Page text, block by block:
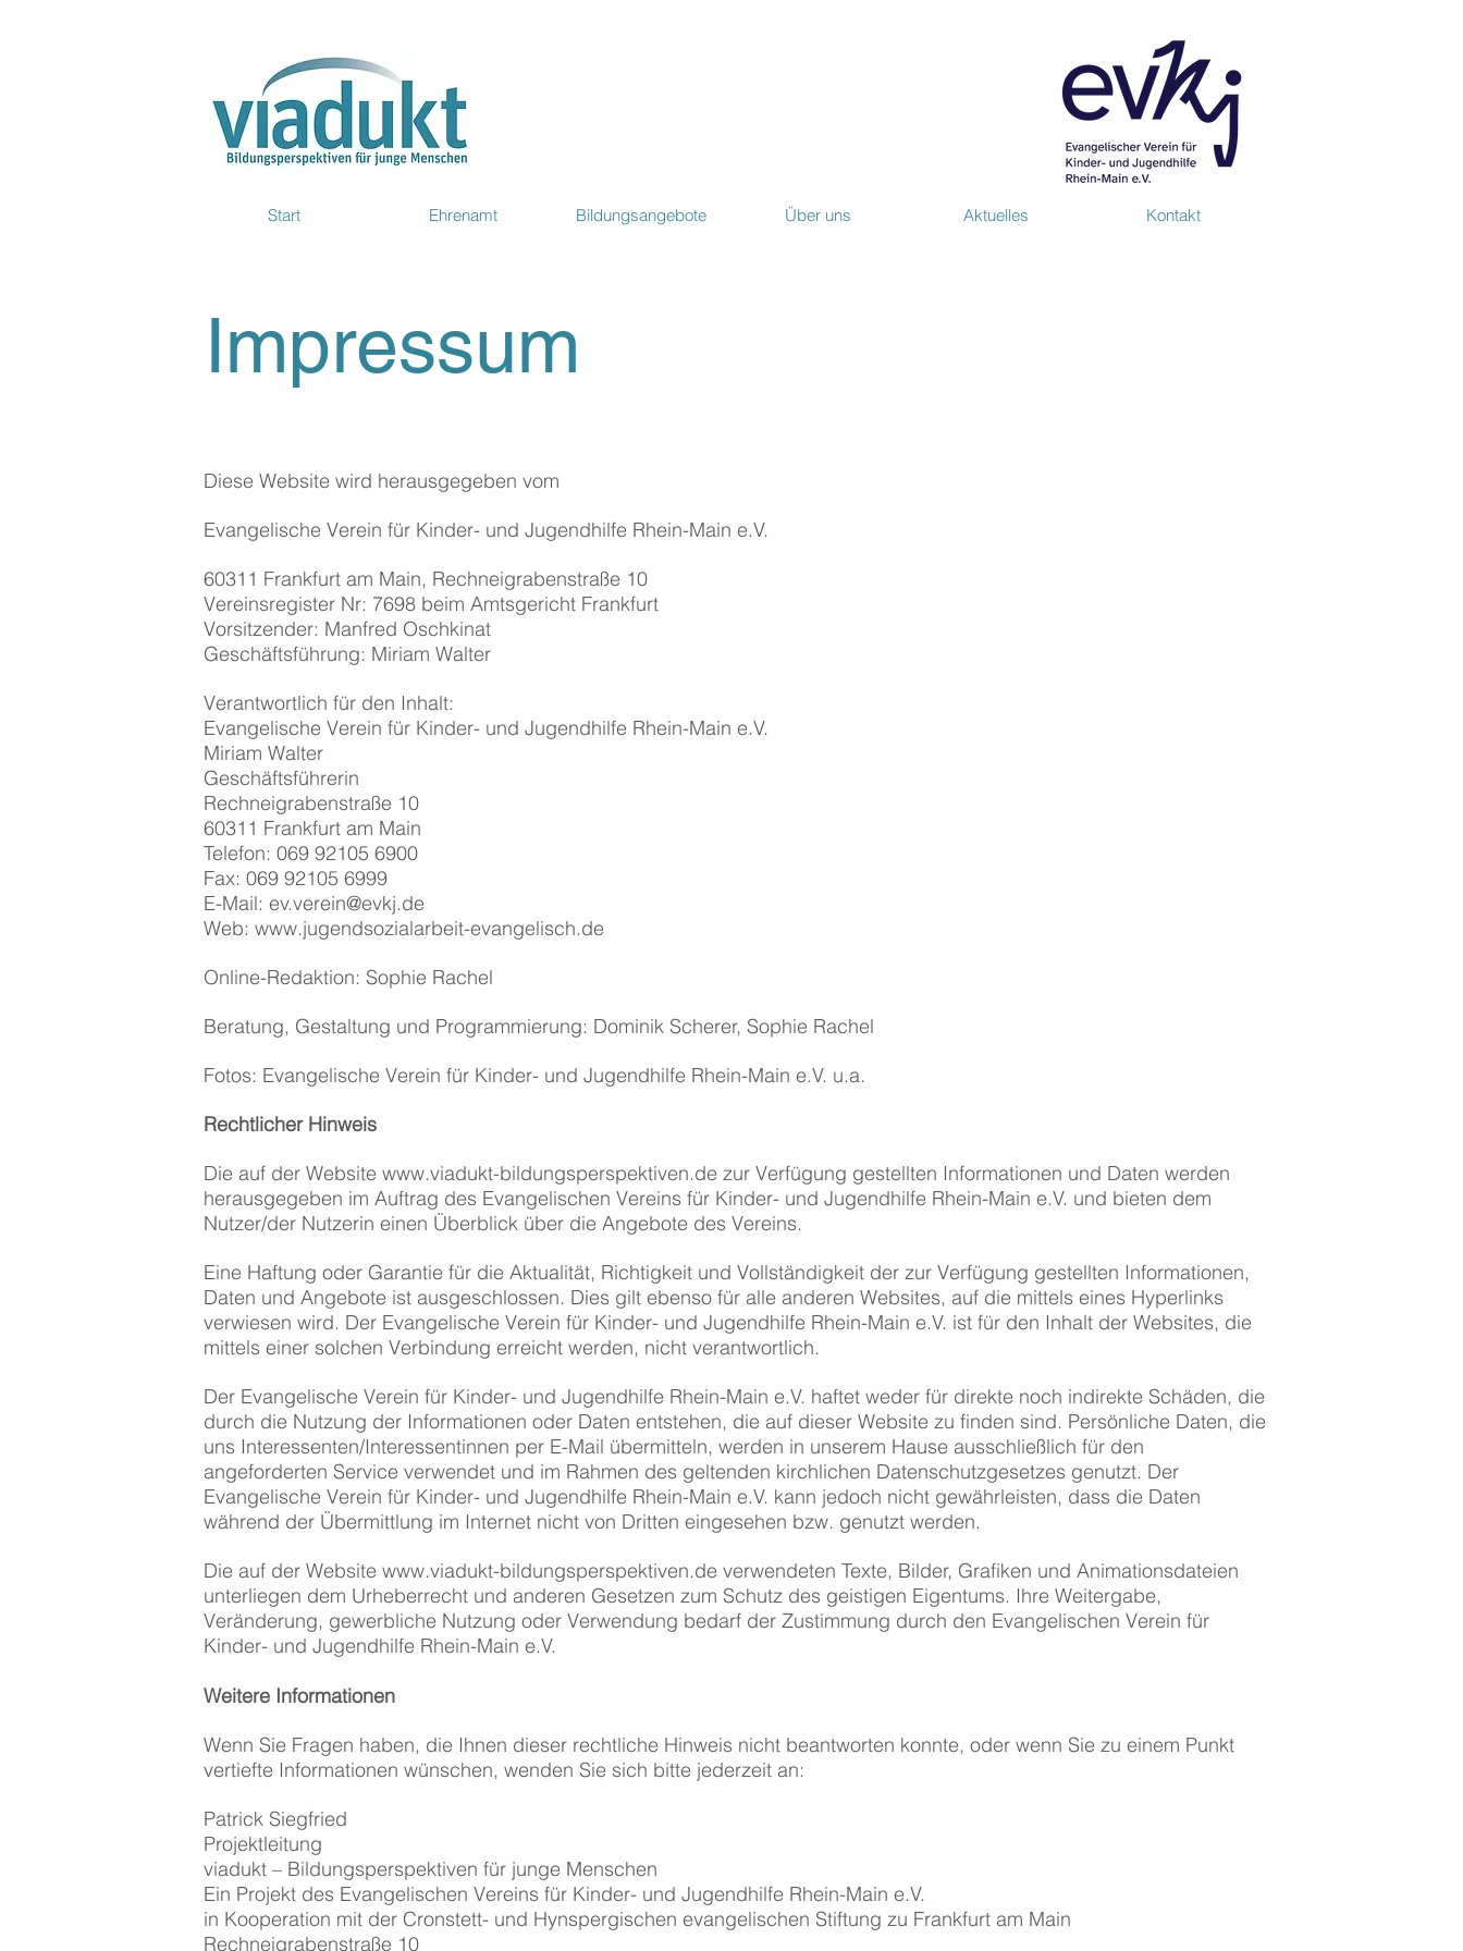
Start Ehrenamt Bildungsangebote Über uns Aktuelles Kontakt
Impressum
Diese Website wird herausgegeben vom
Evangelische Verein für Kinder- und Jugendhilfe Rhein-Main e.V.
60311 Frankfurt am Main, Rechneigrabenstraße 10
Vereinsregister Nr: 7698 beim Amtsgericht Frankfurt
Vorsitzender: Manfred Oschkinat
Geschäftsführung: Miriam Walter
Verantwortlich für den Inhalt:
Evangelische Verein für Kinder- und Jugendhilfe Rhein-Main e.V.
Miriam Walter
Geschäftsführerin
Rechneigrabenstraße 10
60311 Frankfurt am Main
Telefon: 069 92105 6900
Fax: 069 92105 6999
E-Mail: ev.verein@evkj.de
Web: www.jugendsozialarbeit-evangelisch.de
Online-Redaktion: Sophie Rachel
Beratung, Gestaltung und Programmierung: Dominik Scherer, Sophie Rachel
Fotos: Evangelische Verein für Kinder- und Jugendhilfe Rhein-Main e.V. u.a.
Rechtlicher Hinweis
Die auf der Website www.viadukt-bildungsperspektiven.de zur Verfügung gestellten Informationen und Daten werden
herausgegeben im Auftrag des Evangelischen Vereins für Kinder- und Jugendhilfe Rhein-Main e.V. und bieten dem
Nutzer/der Nutzerin einen Überblick über die Angebote des Vereins.
Eine Haftung oder Garantie für die Aktualität, Richtigkeit und Vollständigkeit der zur Verfügung gestellten Informationen,
Daten und Angebote ist ausgeschlossen. Dies gilt ebenso für alle anderen Websites, auf die mittels eines Hyperlinks
verwiesen wird. Der Evangelische Verein für Kinder- und Jugendhilfe Rhein-Main e.V. ist für den Inhalt der Websites, die
mittels einer solchen Verbindung erreicht werden, nicht verantwortlich.
Der Evangelische Verein für Kinder- und Jugendhilfe Rhein-Main e.V. haftet weder für direkte noch indirekte Schäden, die
durch die Nutzung der Informationen oder Daten entstehen, die auf dieser Website zu finden sind. Persönliche Daten, die
uns Interessenten/Interessentinnen per E-Mail übermitteln, werden in unserem Hause ausschließlich für den
angeforderten Service verwendet und im Rahmen des geltenden kirchlichen Datenschutzgesetzes genutzt. Der
Evangelische Verein für Kinder- und Jugendhilfe Rhein-Main e.V. kann jedoch nicht gewährleisten, dass die Daten
während der Übermittlung im Internet nicht von Dritten eingesehen bzw. genutzt werden.
Die auf der Website www.viadukt-bildungsperspektiven.de verwendeten Texte, Bilder, Grafiken und Animationsdateien
unterliegen dem Urheberrecht und anderen Gesetzen zum Schutz des geistigen Eigentums. Ihre Weitergabe,
Veränderung, gewerbliche Nutzung oder Verwendung bedarf der Zustimmung durch den Evangelischen Verein für
Kinder- und Jugendhilfe Rhein-Main e.V.
Weitere Informationen
Wenn Sie Fragen haben, die Ihnen dieser rechtliche Hinweis nicht beantworten konnte, oder wenn Sie zu einem Punkt
vertiefte Informationen wünschen, wenden Sie sich bitte jederzeit an:
Patrick Siegfried
Projektleitung
viadukt – Bildungsperspektiven für junge Menschen
Ein Projekt des Evangelischen Vereins für Kinder- und Jugendhilfe Rhein-Main e.V.
in Kooperation mit der Cronstett- und Hynspergischen evangelischen Stiftung zu Frankfurt am Main
Rechneigrabenstraße 10